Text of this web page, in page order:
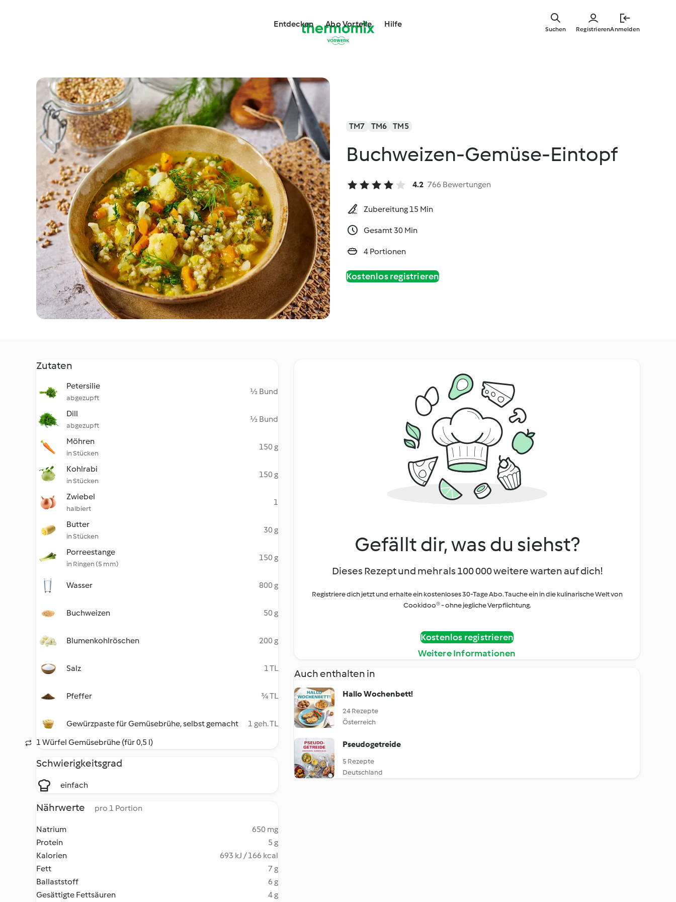
springen
Entdecken Abo Vorteile Hilfe
RegistrierenAnmelden
Suchen
TM7 TM6 TM5
Buchweizen-Gemüse-Eintopf
4.2 766 Bewertungen
Zubereitung 15 Min
Gesamt 30 Min
4 Portionen
Kostenlos registrieren
Zutaten
Petersilie
abgezupft
½ Bund
Dill
abgezupft
½ Bund
Möhren
in Stücken
150 g
Kohlrabi
in Stücken
150 g
Zwiebel
halbiert
1
Butter
in Stücken
30 g
Porreestange
in Ringen (5 mm)
150 g
Wasser 800 g
Buchweizen 50 g
Blumenkohlröschen 200 g
Salz 1 TL
Pfeffer ¾ TL
Gewürzpaste für Gemüsebrühe, selbst gemacht
1 geh. TL
1 Würfel Gemüsebrühe (für 0,5 l)
Schwierigkeitsgrad
einfach
Nährwerte pro 1 Portion
Natrium
650 mg
Protein
5 g
Kalorien
693 kJ / 166 kcal
Fett
7 g
Ballaststoff
6 g
Gesättigte Fettsäuren
4 g
Gefällt dir, was du siehst?
Dieses Rezept und mehr als 100 000 weitere warten auf dich!
Registriere dich jetzt und erhalte ein kostenloses 30-Tage Abo. Tauche ein in die kulinarische Welt von
Cookidoo® - ohne jegliche Verpflichtung.
Kostenlos registrieren
Weitere Informationen
Auch enthalten in
Hallo Wochenbett!
24 Rezepte
Österreich
Pseudogetreide
5 Rezepte
Deutschland